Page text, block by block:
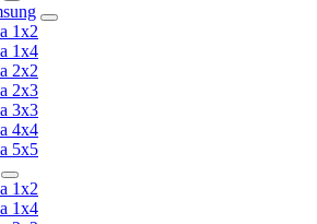
1x2
1x4
2x2
2х3
3x3
4x4
5x5
1x2
1x4